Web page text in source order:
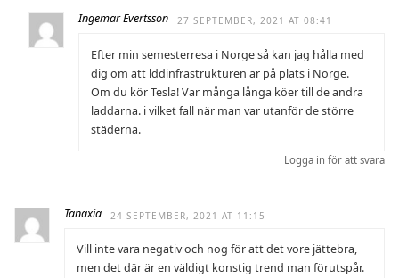
Ingemar Evertsson 27 SEPTEMBER, 2021 AT 08:41
Efter min semesterresa i Norge så kan jag hålla med
dig om att lddinfrastrukturen är på plats i Norge.
Om du kör Tesla! Var många långa köer till de andra
laddarna. i vilket fall när man var utanför de större
städerna.
Logga in för att svara
Tanaxia 24 SEPTEMBER, 2021 AT 11:15
Vill inte vara negativ och nog för att det vore jättebra,
men det där är en väldigt konstig trend man förutspår.